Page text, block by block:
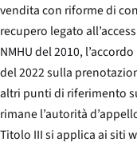
vendita con riforme di
recupero legato
NMHU del 2010,
del 2022 sulla
altri punti di riferimento
rimane l’autorità
Titolo III si applica ai siti